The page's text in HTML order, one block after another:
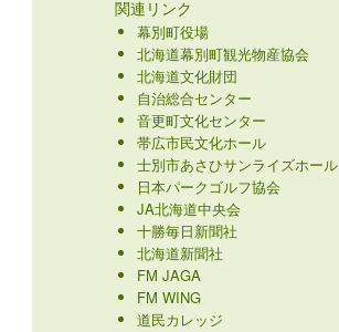
関連リンク
幕別町役場
北海道幕別町観光物産協会
北海道文化財団
自治総合センター
音更町文化センター
帯広市民文化ホール
士別市あさひサンライズホール
日本パークゴルフ協会
JA北海道中央会
十勝毎日新聞社
北海道新聞社
FM JAGA
FM WING
道民カレッジ